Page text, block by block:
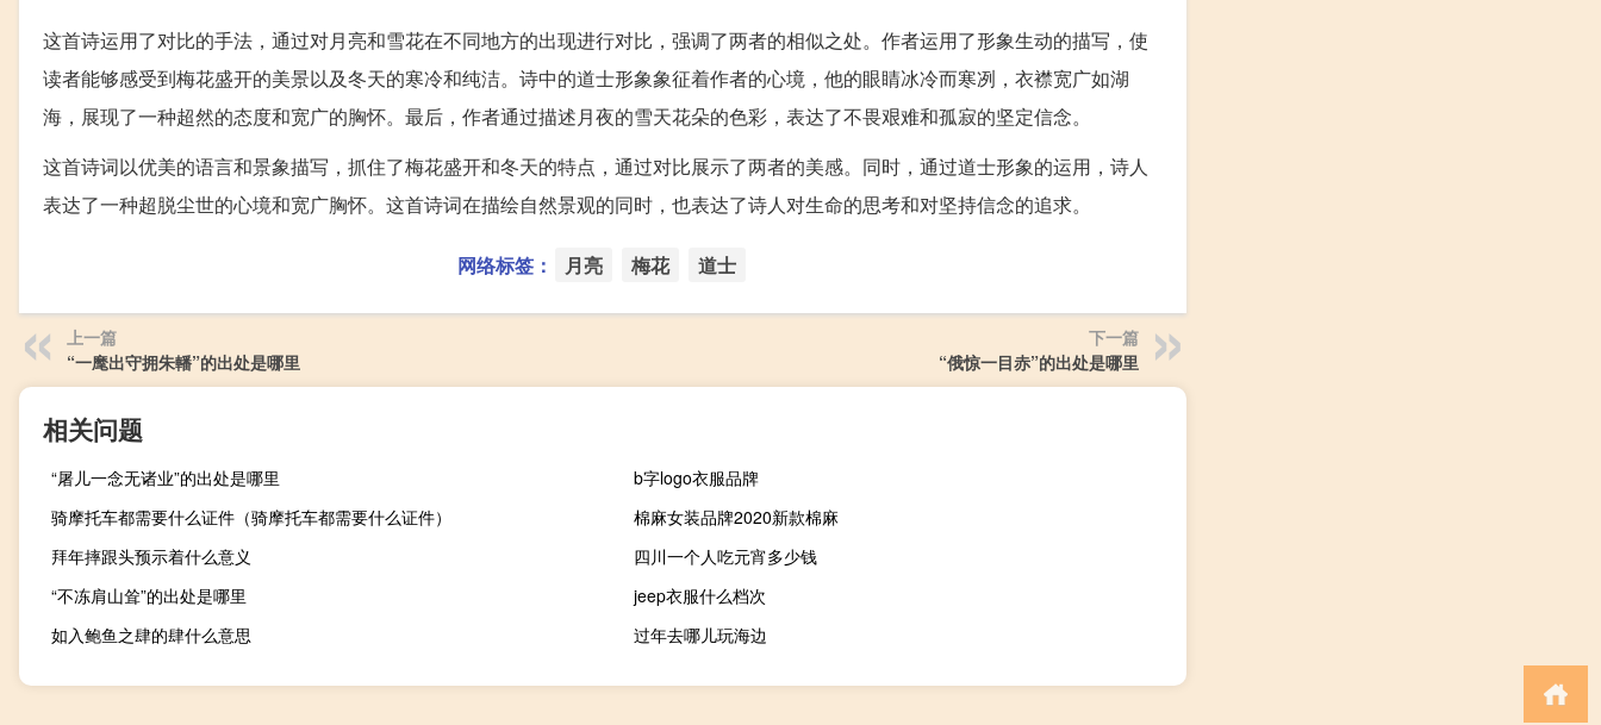
这首诗运用了对比的手法，通过对月亮和雪花在不同地方的出现进行对比，强调了两者的相似之处。作者运用了形象生动的描写，使
读者能够感受到梅花盛开的美景以及冬天的寒冷和纯洁。诗中的道士形象象征着作者的心境，他的眼睛冰冷而寒冽，衣襟宽广如湖
海，展现了一种超然的态度和宽广的胸怀。最后，作者通过描述月夜的雪天花朵的色彩，表达了不畏艰难和孤寂的坚定信念。
这首诗词以优美的语言和景象描写，抓住了梅花盛开和冬天的特点，通过对比展示了两者的美感。同时，通过道士形象的运用，诗人
表达了一种超脱尘世的心境和宽广胸怀。这首诗词在描绘自然景观的同时，也表达了诗人对生命的思考和对坚持信念的追求。
网络标签： 月亮 梅花 道士
上一篇
“一麾出守拥朱轓”的出处是哪里
下一篇
“俄惊一目赤”的出处是哪里
相关问题
“屠儿一念无诸业”的出处是哪里
b字logo衣服品牌
骑摩托车都需要什么证件（骑摩托车都需要什么证件）
棉麻女装品牌2020新款棉麻
拜年摔跟头预示着什么意义
四川一个人吃元宵多少钱
“不冻肩山耸”的出处是哪里
jeep衣服什么档次
如入鲍鱼之肆的肆什么意思
过年去哪儿玩海边